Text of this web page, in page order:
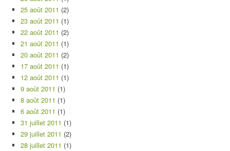
25 août 2011 (2)
23 août 2011 (1)
22 août 2011 (2)
21 août 2011 (1)
20 août 2011 (2)
17 août 2011 (1)
12 août 2011 (1)
9 août 2011 (1)
8 août 2011 (1)
6 août 2011 (1)
31 juillet 2011 (1)
29 juillet 2011 (2)
28 juillet 2011 (1)